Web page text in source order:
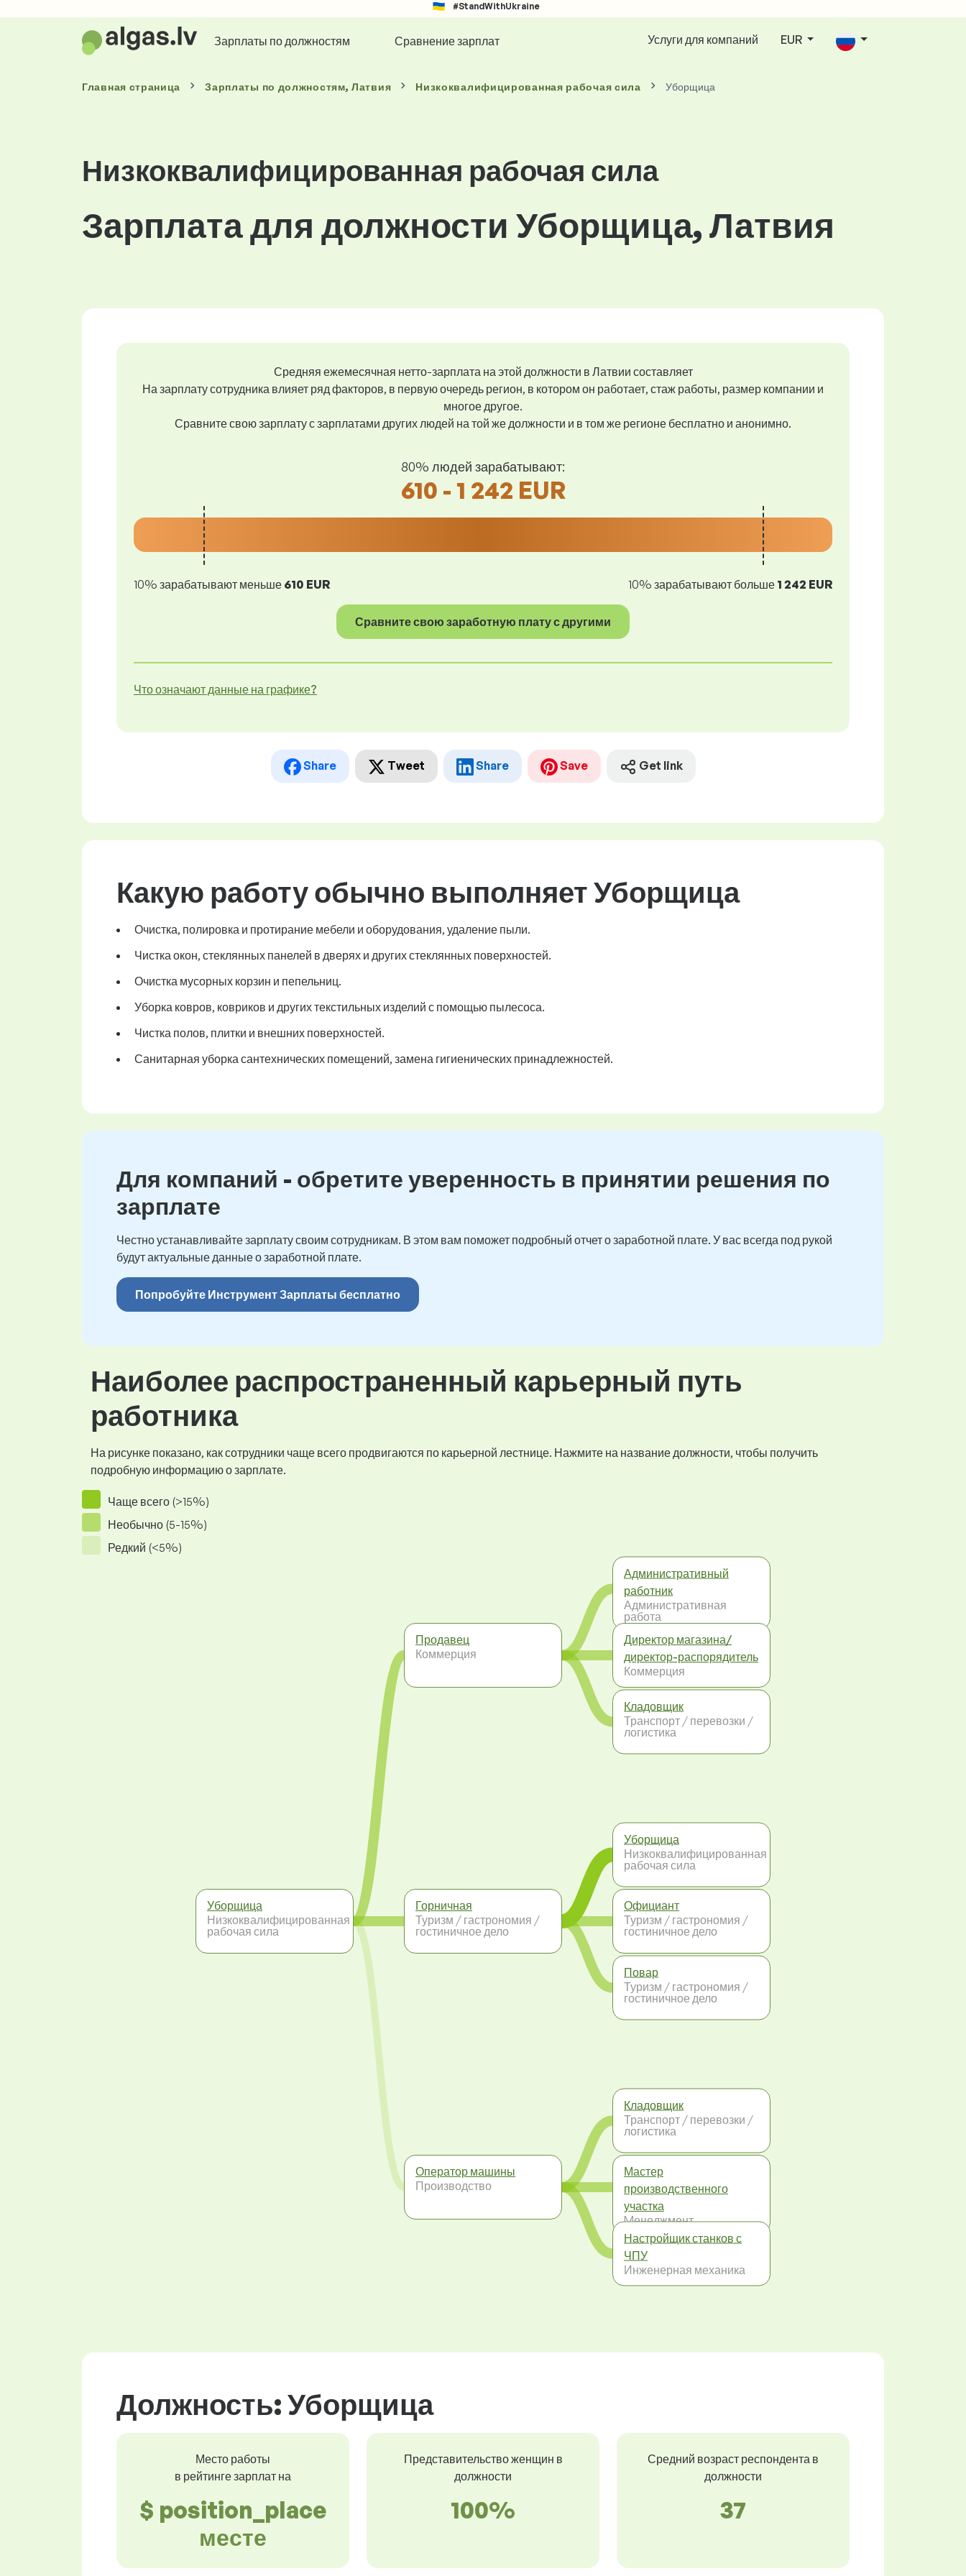
#StandWithUkraine
Зарплаты по должностям Сравнение зарплат Услуги для компаний EUR
Главная страница Зарплаты по должностям, Латвия Низкоквалифицированная рабочая сила Уборщица
Низкоквалифицированная рабочая сила
Зарплата для должности Уборщица, Латвия
Средняя ежемесячная нетто-зарплата на этой должности в Латвии составляет
На зарплату сотрудника влияет ряд факторов, в первую очередь регион, в котором он работает, стаж работы, размер компании и
многое другое.
Сравните свою зарплату с зарплатами других людей на той же должности и в том же регионе бесплатно и анонимно.
80% людей зарабатывают:
610 - 1 242 EUR
10% зарабатывают меньше 610 EUR 10% зарабатывают больше 1 242 EUR
Сравните свою заработную плату с другими
Что означают данные на графике?
Share Tweet Share Save Get link
Какую работу обычно выполняет Уборщица
Очистка, полировка и протирание мебели и оборудования, удаление пыли.
Чистка окон, стеклянных панелей в дверях и других стеклянных поверхностей.
Очистка мусорных корзин и пепельниц.
Уборка ковров, ковриков и других текстильных изделий с помощью пылесоса.
Чистка полов, плитки и внешних поверхностей.
Санитарная уборка сантехнических помещений, замена гигиенических принадлежностей.
Для компаний - обретите уверенность в принятии решения по
зарплате
Честно устанавливайте зарплату своим сотрудникам. В этом вам поможет подробный отчет о заработной плате. У вас всегда под рукой
будут актуальные данные о заработной плате.
Попробуйте Инструмент Зарплаты бесплатно
Наиболее распространенный карьерный путь
работника
На рисунке показано, как сотрудники чаще всего продвигаются по карьерной лестнице. Нажмите на название должности, чтобы получить
подробную информацию о зарплате.
Чаще всего (>15%)
Необычно (5-15%)
Редкий (<5%)
Уборщица
Низкоквалифицированная
рабочая сила
Продавец
Коммерция
Горничная
Туризм / гастрономия /
гостиничное дело
Оператор машины
Производство
Административный
работник
Административная
работа
Директор магазина/
директор-распорядитель
Коммерция
Кладовщик
Транспорт / перевозки /
логистика
Уборщица
Низкоквалифицированная
рабочая сила
Официант
Туризм / гастрономия /
гостиничное дело
Повар
Туризм / гастрономия /
гостиничное дело
Кладовщик
Транспорт / перевозки /
логистика
Мастер
производственного
участка
Mенеджмент
Настройщик станков с
ЧПУ
Инженерная механика
Должность: Уборщица
Место работы
в рейтинге зарплат на
$ position_place
месте
Представительство женщин в
должности
100%
Средний возраст респондента в
должности
37